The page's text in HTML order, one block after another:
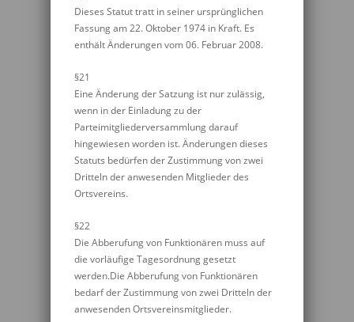
Dieses Statut tratt in seiner ursprünglichen
Fassung am 22. Oktober 1974 in Kraft. Es
enthält Änderungen vom 06. Februar 2008.
§21
Eine Änderung der Satzung ist nur zulässig,
wenn in der Einladung zu der
Parteimitgliederversammlung darauf
hingewiesen worden ist. Änderungen dieses
Statuts bedürfen der Zustimmung von zwei
Dritteln der anwesenden Mitglieder des
Ortsvereins.
§22
Die Abberufung von Funktionären muss auf
die vorläufige Tagesordnung gesetzt
werden.Die Abberufung von Funktionären
bedarf der Zustimmung von zwei Dritteln der
anwesenden Ortsvereinsmitglieder.